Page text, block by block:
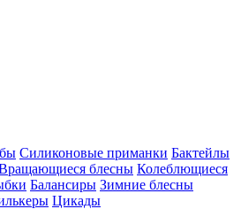
Силиконовые приманки Бактейлы
блесны Колеблющиеся
Балансиры Зимние блесны
Цикады